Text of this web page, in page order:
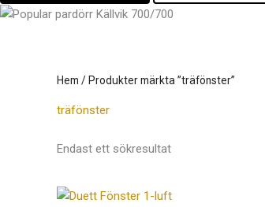
Hem / Produkter märkta ”träfönster”
träfönster
Endast ett sökresultat